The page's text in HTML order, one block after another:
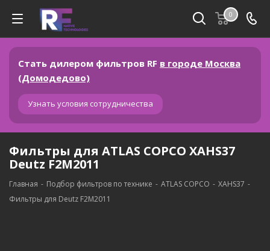
0
Стать дилером фильтров RF в городе Москва
(Домодедово)
Узнать условия сотрудничества
Фильтры для ATLAS COPCO XAHS37
Deutz F2M2011
Главная - Подбор фильтров по технике - ATLAS COPCO - XAHS37 -
Фильтры для Deutz F2M2011